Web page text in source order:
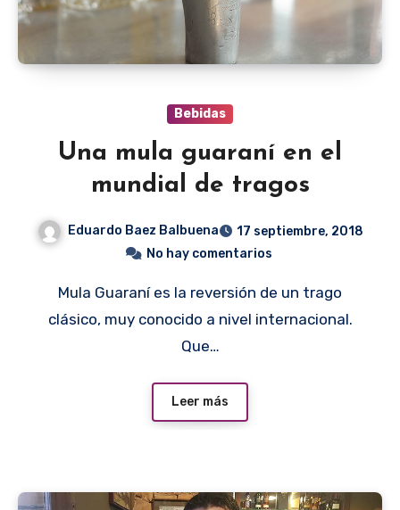
Bebidas
Una mula guaraní en el
mundial de tragos
Eduardo Baez Balbuena
17 septiembre, 2018
No hay comentarios
Mula Guaraní es la reversión de un trago
clásico, muy conocido a nivel internacional.
Que…
Leer más